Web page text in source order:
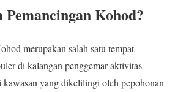
Kohod?
merupakan salah satu tempat
di kalangan penggemar aktivitas
kawasan yang dikelilingi oleh pepohonan